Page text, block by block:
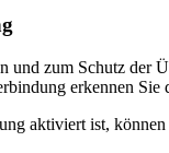
und zum Schutz
erkennen
aktiviert ist,